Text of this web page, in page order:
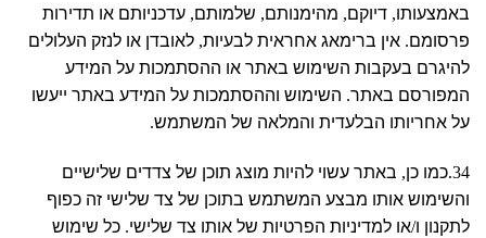
באמצעותו, דיוקם, מהימנותם, שלמותם, עדכניותם או תדירות
פרסומם. אין ברימאג אחראית לבעיות, לאובדן או לנזק העלולים
להיגרם בעקבות השימוש באתר או ההסתמכות על המידע
המפורסם באתר. השימוש וההסתמכות על המידע באתר ייעשו
על אחריותו הבלעדית והמלאה של המשתמש.
34. כמו כן, באתר עשוי להיות מוצג תוכן של צדדים שלישיים
והשימוש אותו מבצע המשתמש בתוכן של צד שלישי זה כפוף
לתקנון ו/או למדיניות הפרטיות של אותו צד שלישי. כל שימוש